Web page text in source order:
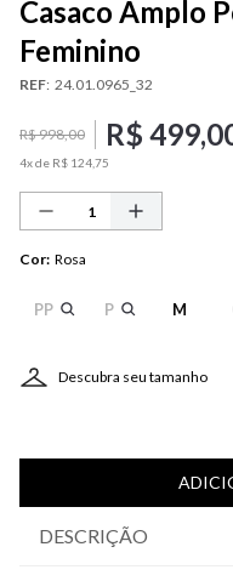
Casaco Amplo
Feminino
REF: 24.01.0965_32
R$998,00 R$ 499,
4x de R$ 12475
Cor: Rosa
PP P M
Descubra seu tamanho
DESCRIÇÃO